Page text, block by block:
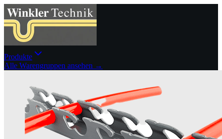
Produkte
Alle Warengruppen ansehen →